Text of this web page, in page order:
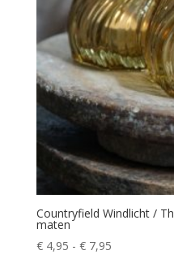
Countryfield Windlicht /
maten
€4,95 - €7,95Prijsklasse: